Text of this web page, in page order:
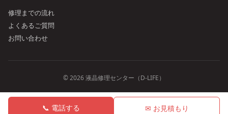
修理までの流れ
よくあるご質問
お問い合わせ
© 2026 液晶修理センター（D-LIFE）
📞 電話する ✉ お見積もり